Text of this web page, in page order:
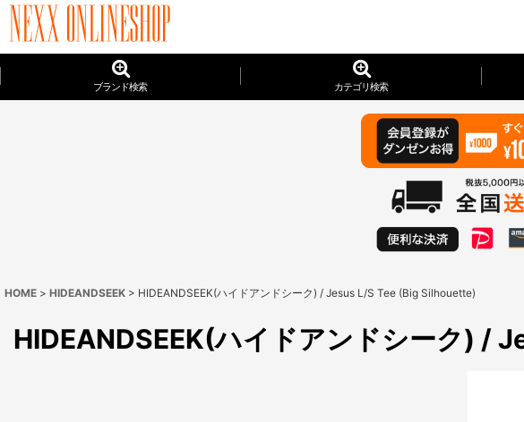
ブランド検索 カテゴリ検索
HOME > HIDEANDSEEK > HIDEANDSEEK(ハイドアンドシーク) / Jesus L/S Tee (Big Silhouette)
HIDEANDSEEK(ハイドアンドシーク) /